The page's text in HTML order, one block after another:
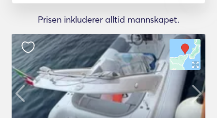
Prisen inkluderer alltid mannskapet.